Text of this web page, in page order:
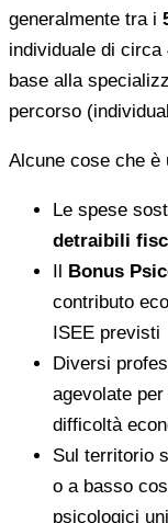
generalmente tra i
individuale di
base alla
percorso
Alcune cose che è
Le spese
detraibili
Il Bonus
contributo
ISEE previsti
Diversi
agevolate
difficoltà
Sul territorio
o a basso
psicologici